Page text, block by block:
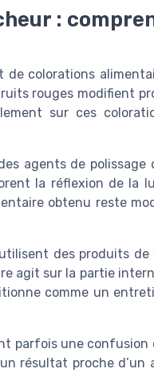
:
colorations
rouges modifient
sur ces
agents de polissage
la réflexion de la
obtenu reste
des produits
agit sur la partie
comme un
parfois une
résultat proche d’un